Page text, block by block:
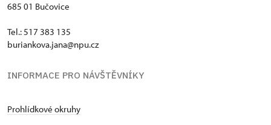
685 01 Bučovice
Tel.: 517 383 135
buriankova.jana@npu.cz
INFORMACE PRO NÁVŠTĚVNÍKY
Prohlídkové okruhy